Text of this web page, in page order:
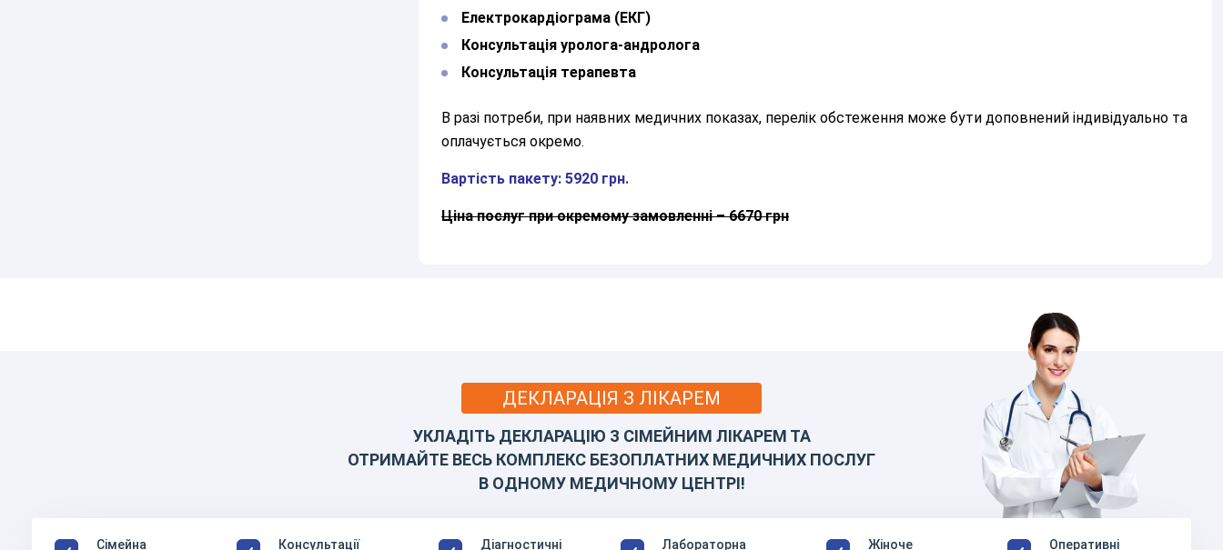
Електрокардіограма (ЕКГ)
Консультація уролога-андролога
Консультація терапевта
В разі потреби, при наявних медичних показах, перелік обстеження може бути доповнений індивідуально та
оплачується окремо.
Вартість пакету: 5920 грн.
Ціна послуг при окремому замовленні – 6670 грн
ДЕКЛАРАЦІЯ З ЛІКАРЕМ
УКЛАДІТЬ ДЕКЛАРАЦІЮ З СІМЕЙНИМ ЛІКАРЕМ ТА
ОТРИМАЙТЕ ВЕСЬ КОМПЛЕКС БЕЗОПЛАТНИХ МЕДИЧНИХ ПОСЛУГ
В ОДНОМУ МЕДИЧНОМУ ЦЕНТРІ!
Сімейна
Консультації
Діагностичні
Лабораторна
Жіноче
Оперативні
Залиште Ваші контактні дані
Дякуємо!
Ми отримали Ваше звернення.
Оператор зателефонує Вам найближчим часом.